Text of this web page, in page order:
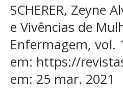
SCHERER, Zeyne
e Vivências de
Enfermagem, vol.
em: https://
em: 25 mar. 2021